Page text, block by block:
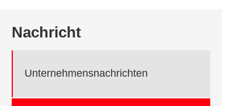
Nachricht
Unternehmensnachrichten